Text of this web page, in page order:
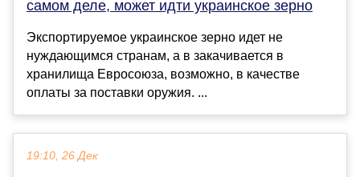
самом деле, может идти украинское зерно
Экспортируемое украинское зерно идет не
нуждающимся странам, а в закачивается в
хранилища Евросоюза, возможно, в качестве
оплаты за поставки оружия. ...
19:10, 26 Дек